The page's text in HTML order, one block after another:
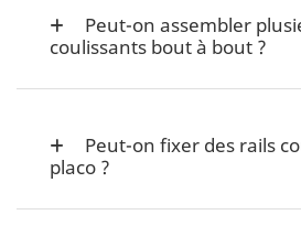
Peut-on assembler
coulissants bout à bout ?
Peut-on fixer des rails
placo ?